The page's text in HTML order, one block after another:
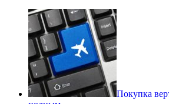
Покупка